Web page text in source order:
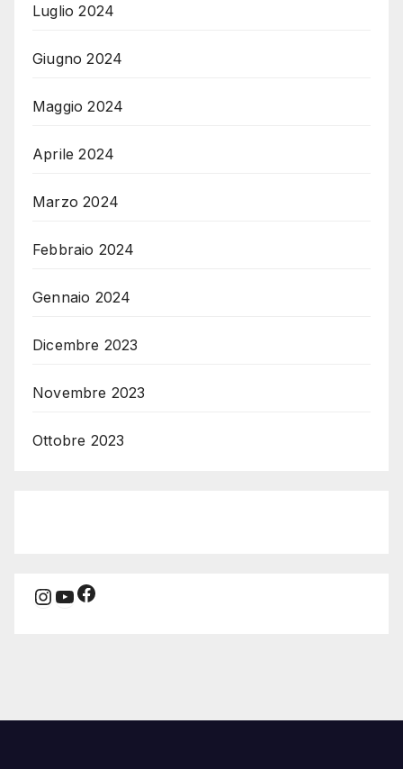
Luglio 2024
Giugno 2024
Maggio 2024
Aprile 2024
Marzo 2024
Febbraio 2024
Gennaio 2024
Dicembre 2023
Novembre 2023
Ottobre 2023
Instagram
YouTube
Facebook